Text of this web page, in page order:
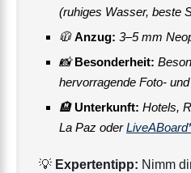
(ruhiges Wasser, beste
🧥Anzug: 3–5 mm
📸Besonderheit:
hervorragende Foto-
🏨 Unterkunft: Hotels,
La Paz oder
💡 Expertentipp: Nimm